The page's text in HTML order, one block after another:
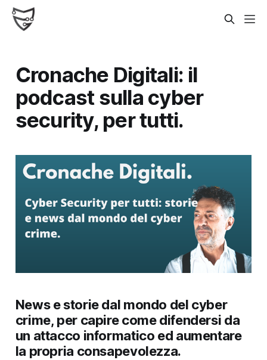
Cronache Digitali: il
podcast sulla cyber
security, per tutti.
News e storie dal mondo del cyber
crime, per capire come difendersi da
un attacco informatico ed aumentare
la propria consapevolezza.